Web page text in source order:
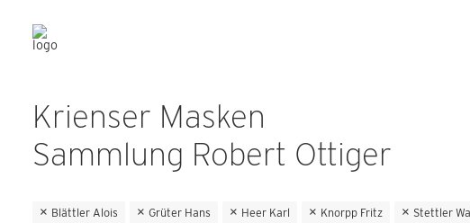
Krienser Masken
Sammlung Robert Ottiger
Blättler Alois Grüter Hans Heer Karl Knorpp Fritz Stettler